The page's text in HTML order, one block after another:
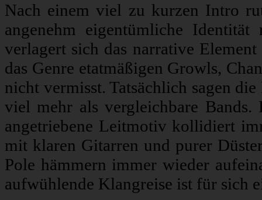
Nach einem viel zu kurzen Intro
angenehm eigentümliche
verlagert sich das narrative
das Genre etatmäßigen Growls,
nicht vermisst. Tatsächlich sagen
viel mehr als vergleichbare
angetriebene Leitmotiv kollidiert
mit klaren Gitarren und purer
Pole hämmern immer wieder
aufwühlende Klangreise ist für sich